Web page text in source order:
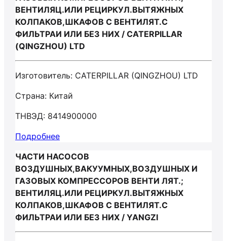
ВЕНТИЛЯЦ.ИЛИ РЕЦИРКУЛ.ВЫТЯЖНЫХ
КОЛПАКОВ,ШКАФОВ С ВЕНТИЛЯТ.С
ФИЛЬТРАИ ИЛИ БЕЗ НИХ / CATERPILLAR
(QINGZHOU) LTD
Изготовитель: CATERPILLAR (QINGZHOU) LTD
Страна: Китай
ТНВЭД: 8414900000
Подробнее
ЧАСТИ НАСОСОВ
ВОЗДУШНЫХ,ВАКУУМНЫХ,ВОЗДУШНЫХ И
ГАЗОВЫХ КОМПРЕССОРОВ ВЕНТИ ЛЯТ.;
ВЕНТИЛЯЦ.ИЛИ РЕЦИРКУЛ.ВЫТЯЖНЫХ
КОЛПАКОВ,ШКАФОВ С ВЕНТИЛЯТ.С
ФИЛЬТРАИ ИЛИ БЕЗ НИХ / YANGZI